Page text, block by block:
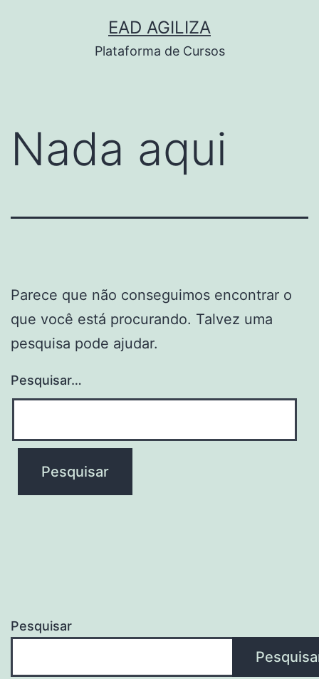
EAD AGILIZA
Plataforma de Cursos
Nada aqui
Parece que não conseguimos encontrar o
que você está procurando. Talvez uma
pesquisa pode ajudar.
Pesquisar…
Pesquisar